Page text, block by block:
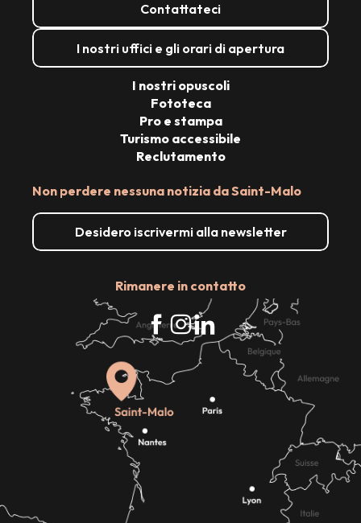
Contattateci
I nostri uffici e gli orari di apertura
Non perdere nessuna notizia da Saint-Malo
Desidero iscrivermi alla newsletter
Rimanere in contatto
I nostri opuscoli
Fototeca
Pro e stampa
Turismo accessibile
Reclutamento